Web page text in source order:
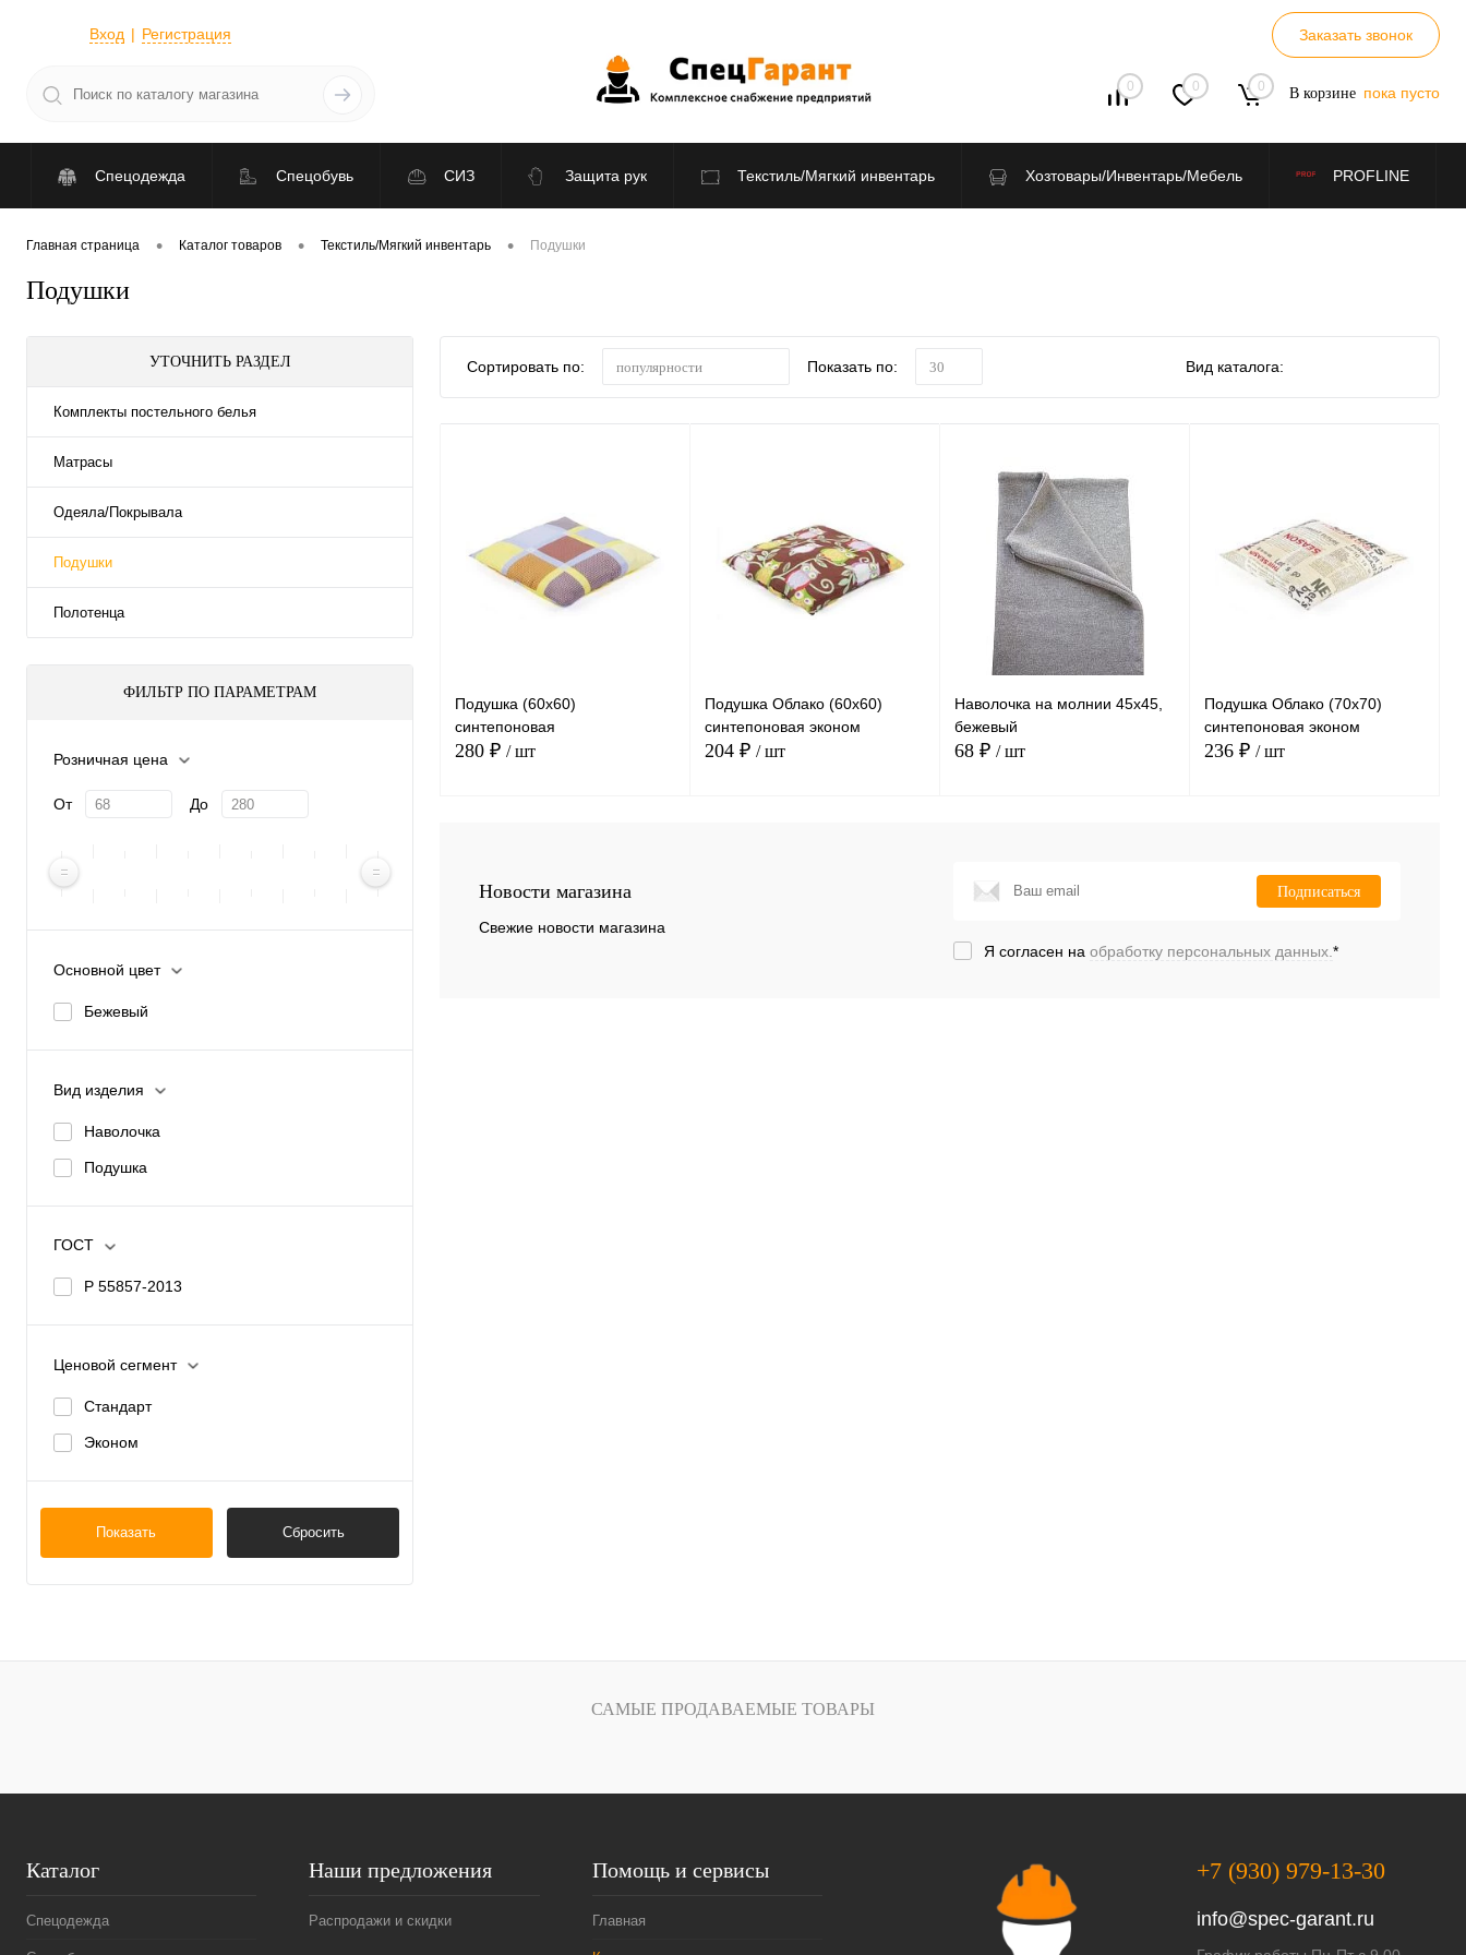
Вход Регистрация Заказать звонок
0 0 0 В корзине пока пусто
Спецодежда Спецобувь СИЗ Защита рук Текстиль/Мягкий инвентарь Хозтовары/Инвентарь/Мебель PROFLINE
Главная страница • Каталог товаров • Текстиль/Мягкий инвентарь • Подушки
Подушки
УТОЧНИТЬ РАЗДЕЛ
Комплекты постельного белья
Матрасы
Одеяла/Покрывала
Подушки
Полотенца
ФИЛЬТР ПО ПАРАМЕТРАМ
Розничная цена
От До
Основной цвет
Бежевый
Вид изделия
Наволочка
Подушка
ГОСТ
Р 55857-2013
Ценовой сегмент
Стандарт
Эконом
Показать Сбросить
Сортировать по: популярности Показать по: 30 Вид каталога:
Подушка (60х60)
синтепоновая
280 ₽ / шт
Купить в 1 клик
Подушка Облако (60х60)
синтепоновая эконом
204 ₽ / шт
Наволочка на молнии 45х45,
бежевый
68 ₽ / шт
Купить в 1 клик
Подушка Облако (70х70)
синтепоновая эконом
236 ₽ / шт
Новости магазина
Свежие новости магазина
Подписаться
Я согласен на обработку персональных данных. *
САМЫЕ ПРОДАВАЕМЫЕ ТОВАРЫ
Каталог
Спецодежда
Наши предложения
Распродажи и скидки
Помощь и сервисы
Главная
+7 (930) 979-13-30
info@spec-garant.ru